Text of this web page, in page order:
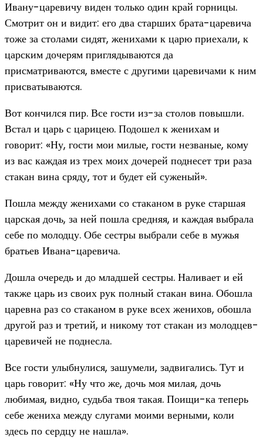
Ивану-царевичу виден только один край горницы.
Смотрит он и видит: его два старших брата-царевича
тоже за столами сидят, женихами к царю приехали, к
царским дочерям приглядываются да
присматриваются, вместе с другими царевичами к ним
присватываются.
Вот кончился пир. Все гости из-за столов повышли.
Встал и царь с царицею. Подошел к женихам и
говорит: «Ну, гости мои милые, гости незваные, кому
из вас каждая из трех моих дочерей поднесет три раза
стакан вина сряду, тот и будет ей суженый».
Пошла между женихами со стаканом в руке старшая
царская дочь, за ней пошла средняя, и каждая выбрала
себе по молодцу. Обе сестры выбрали себе в мужья
братьев Ивана-царевича.
Дошла очередь и до младшей сестры. Наливает и ей
также царь из своих рук полный стакан вина. Обошла
царевна раз со стаканом в руке всех женихов, обошла
другой раз и третий, и никому тот стакан из молодцев-
царевичей не поднесла.
Все гости улыбнулися, зашумели, задвигались. Тут и
царь говорит: «Ну что же, дочь моя милая, дочь
любимая, видно, судьба твоя такая. Поищи-ка теперь
себе жениха между слугами моими верными, коли
здесь по сердцу не нашла».